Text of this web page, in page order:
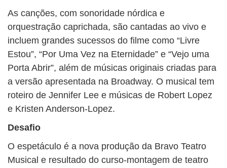
As canções, com sonoridade nórdica e
orquestração caprichada, são cantadas ao vivo e
incluem grandes sucessos do filme como “Livre
Estou”, “Por Uma Vez na Eternidade” e “Vejo uma
Porta Abrir”, além de músicas originais criadas para
a versão apresentada na Broadway. O musical tem
roteiro de Jennifer Lee e músicas de Robert Lopez
e Kristen Anderson-Lopez.
Desafio
O espetáculo é a nova produção da Bravo Teatro
Musical e resultado do curso-montagem de teatro